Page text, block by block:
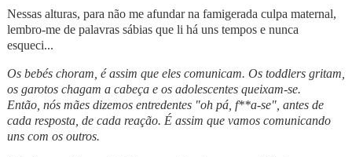
Nessas alturas, para não me afundar na famigerada culpa maternal,
lembro-me de palavras sábias que li há uns tempos e nunca
esqueci...
Os bebés choram, é assim que eles comunicam. Os toddlers gritam,
os garotos chagam a cabeça e os adolescentes queixam-se.
Então, nós mães dizemos entredentes "oh pá, f**a-se", antes de
cada resposta, de cada reação. É assim que vamos comunicando
uns com os outros.